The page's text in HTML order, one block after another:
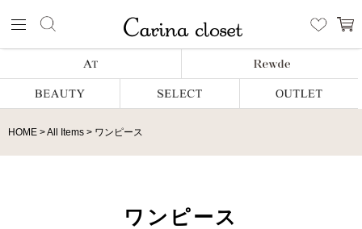
HOME All Items ワンピース
ワンピース